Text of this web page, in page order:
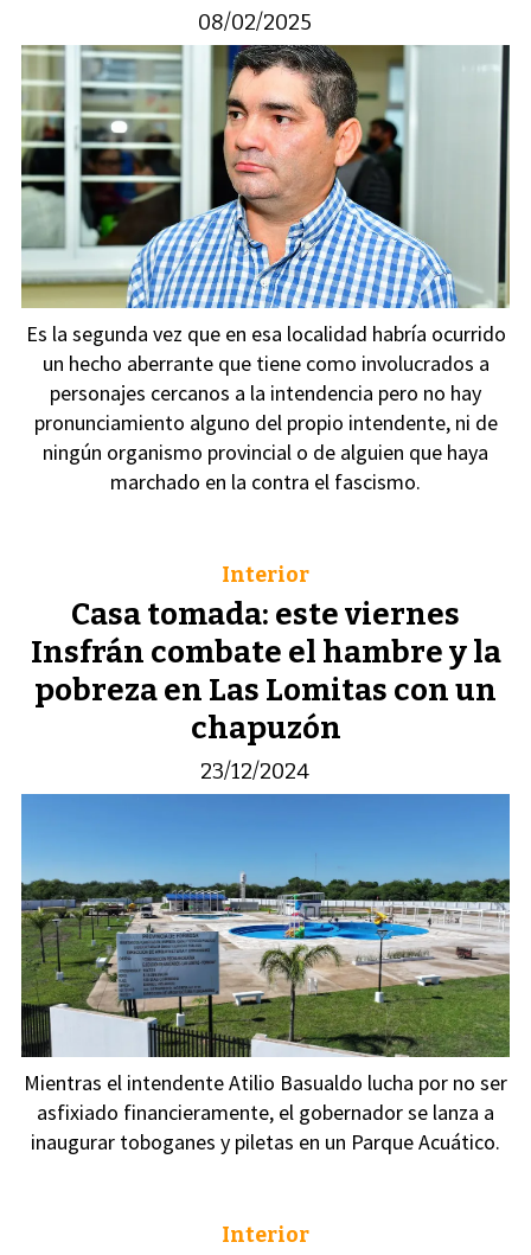
08/02/2025
Es la segunda vez que en esa localidad habría ocurrido
un hecho aberrante que tiene como involucrados a
personajes cercanos a la intendencia pero no hay
pronunciamiento alguno del propio intendente, ni de
ningún organismo provincial o de alguien que haya
marchado en la contra el fascismo.
Casa tomada: este viernes
Insfrán combate el hambre y la
pobreza en Las Lomitas con un
chapuzón
Interior
23/12/2024
Mientras el intendente Atilio Basualdo lucha por no ser
asfixiado financieramente, el gobernador se lanza a
inaugurar toboganes y piletas en un Parque Acuático.
Interior